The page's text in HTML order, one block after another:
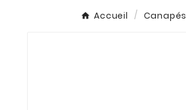
Accueil Canapés